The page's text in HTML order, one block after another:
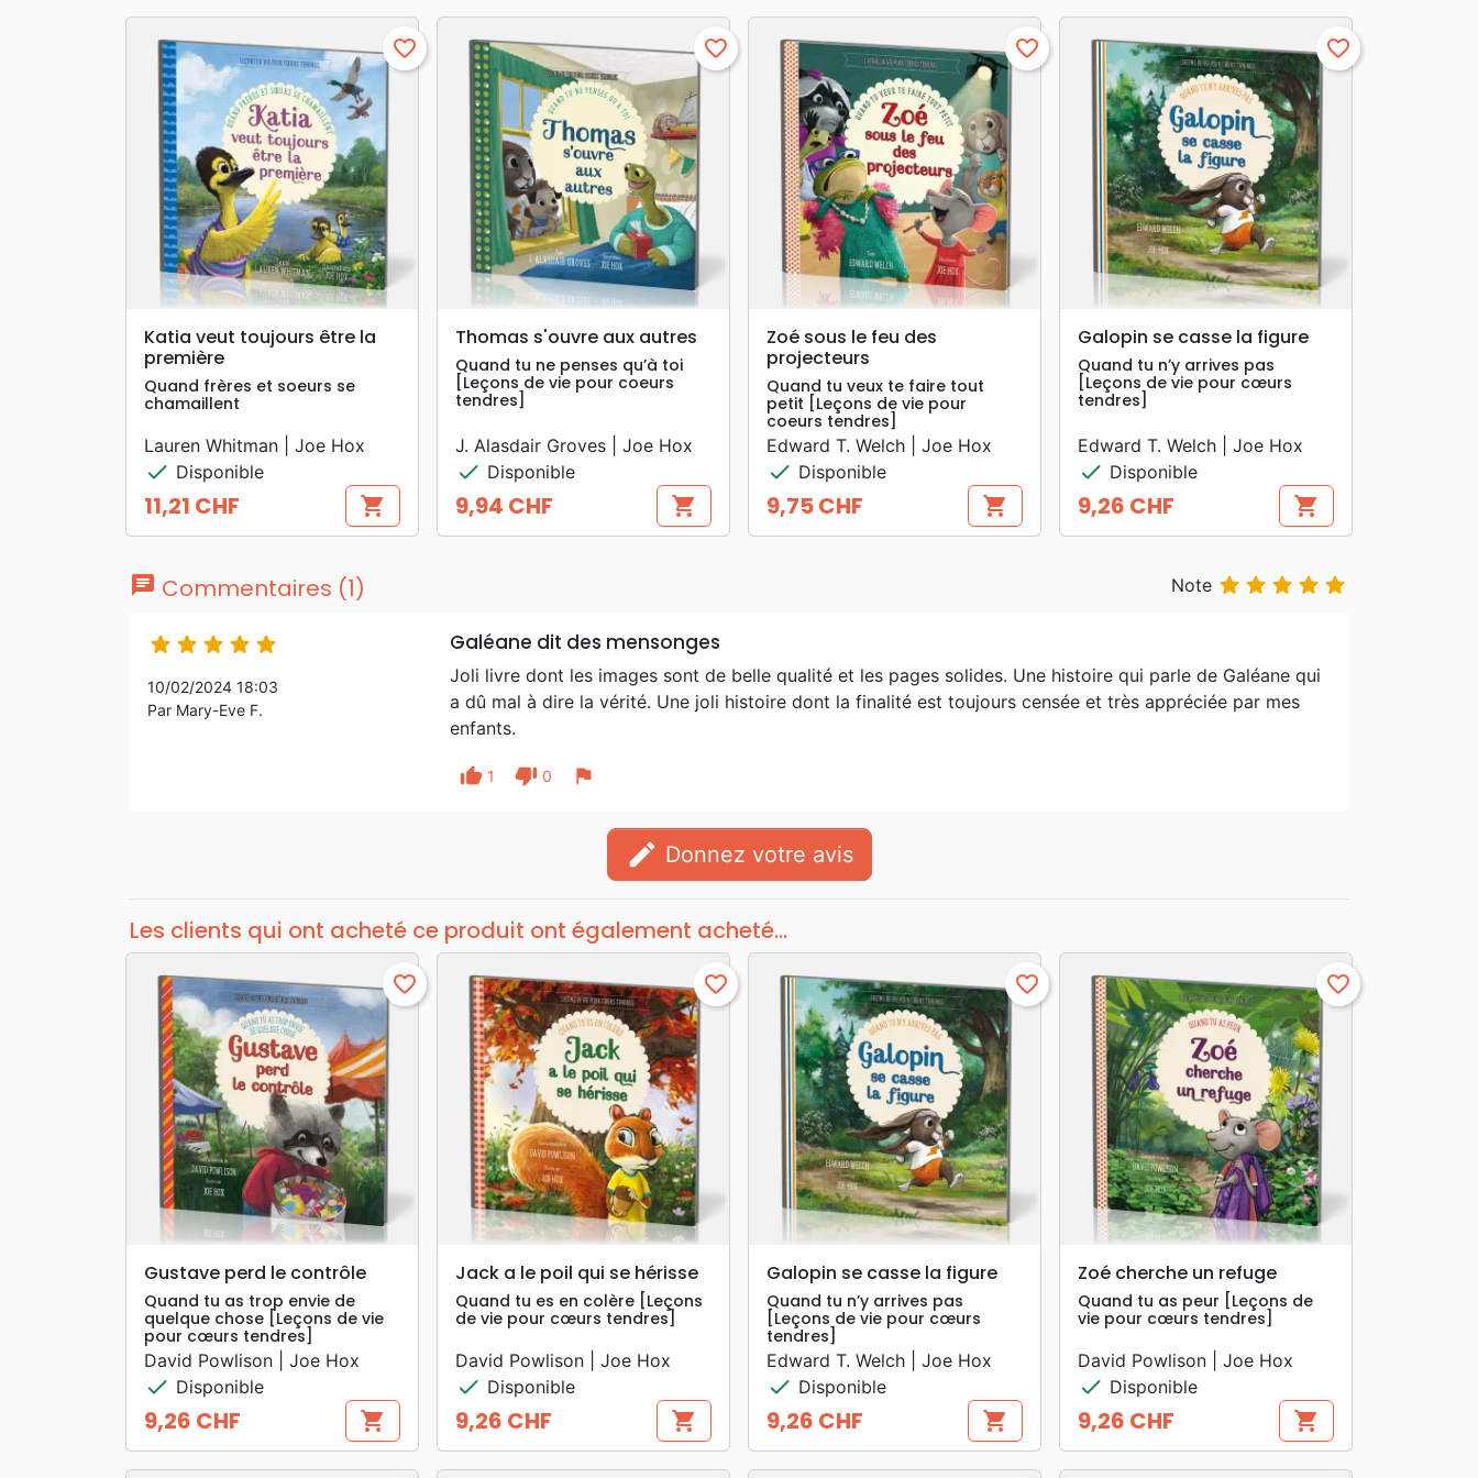
search APERÇU RAPIDE
favorite_border
Katia veut toujours être la
première
Quand frères et soeurs se
chamaillent
Lauren Whitman | Joe Hox
check Disponible
Prix
11,21 CHF shopping_cart
search APERÇU RAPIDE
favorite_border
Thomas s'ouvre aux autres
Quand tu ne penses qu’à toi
[Leçons de vie pour coeurs
tendres]
J. Alasdair Groves | Joe Hox
check Disponible
Prix
9,94 CHF shopping_cart
search APERÇU RAPIDE
favorite_border
Zoé sous le feu des
projecteurs
Quand tu veux te faire tout
petit [Leçons de vie pour
coeurs tendres]
Edward T. Welch | Joe Hox
check Disponible
Prix
9,75 CHF shopping_cart
search APERÇU RAPIDE
favorite_border
Galopin se casse la figure
Quand tu n’y arrives pas
[Leçons de vie pour cœurs
tendres]
Edward T. Welch | Joe Hox
check Disponible
Prix
9,26 CHF shopping_cart
chat Commentaires (1) Note     
    
10/02/2024 18:03
Par Mary-Eve F.
Galéane dit des mensonges
Joli livre dont les images sont de belle qualité et les pages solides. Une histoire qui parle de Galéane qui
a dû mal à dire la vérité. Une joli histoire dont la finalité est toujours censée et très appréciée par mes
enfants.
thumb_up 1 thumb_down 0 flag
edit Donnez votre avis
Les clients qui ont acheté ce produit ont également acheté...
search APERÇU RAPIDE
favorite_border
Gustave perd le contrôle
Quand tu as trop envie de
quelque chose [Leçons de vie
pour cœurs tendres]
David Powlison | Joe Hox
check Disponible
Prix
9,26 CHF shopping_cart
search APERÇU RAPIDE
favorite_border
Jack a le poil qui se hérisse
Quand tu es en colère [Leçons
de vie pour cœurs tendres]
David Powlison | Joe Hox
check Disponible
Prix
9,26 CHF shopping_cart
search APERÇU RAPIDE
favorite_border
Galopin se casse la figure
Quand tu n’y arrives pas
[Leçons de vie pour cœurs
tendres]
Edward T. Welch | Joe Hox
check Disponible
Prix
9,26 CHF shopping_cart
search APERÇU RAPIDE
favorite_border
Zoé cherche un refuge
Quand tu as peur [Leçons de
vie pour cœurs tendres]
David Powlison | Joe Hox
check Disponible
Prix
9,26 CHF shopping_cart